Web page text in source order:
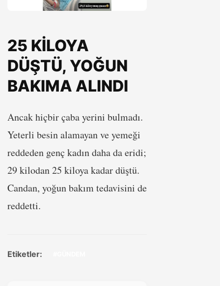
25 KİLOYA
DÜŞTÜ, YOĞUN
BAKIMA ALINDI
Ancak hiçbir çaba yerini bulmadı.
Yeterli besin alamayan ve yemeği
reddeden genç kadın daha da eridi;
29 kilodan 25 kiloya kadar düştü.
Candan, yoğun bakım tedavisini de
reddetti.
Etiketler: